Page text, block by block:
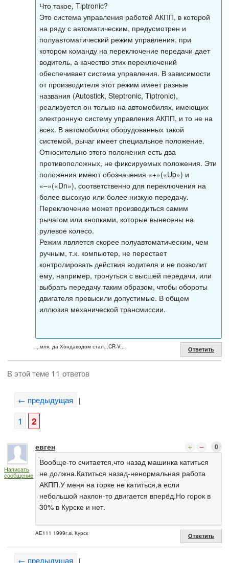
Что такое, Tiptronic?
Это система управления работой АКПП, в которой
на ряду с автоматическим, предусмотрен и
полуавтоматический режим управления, при
котором команду на переключение передачи дает
водитель, а качество этих переключений
обеспечивает система управления. В зависимости
от производителя этот режим имеет разные
названия (Autostick, Steptronic, Tiptronic),
реализуется он только на автомобилях, имеющих
электронную систему управления АКПП, и то не на
всех. В автомобилях оборудованных такой
системой, рычаг имеет специальное положение.
Относительно этого положения есть два
противоположных, не фиксируемых положения. Эти
положения имеют обозначения «+»(«Up») и
«–»(«Dn»), соответственно для переключения на
более высокую или более низкую передачу.
Переключение может производиться самим
рычагом или кнопками, которые вынесены на
рулевое колесо.
Режим является скорее полуавтоматическим, чем
ручным, т.к. компьютер, не перестает
контролировать действия водителя и не позволит
ему, например, тронуться с высшей передачи, или
выбрать передачу таким образом, чтобы обороты
двигателя превысили допустимые. В общем
иллюзия механической трансмиссии.
...мля, да Хондаводом стал...CR-V... Ответить
В этой теме 11 ответов
← предыдущая |
1 2
Написать
сообщение
евген 0
Вообще-то считается,что назад машинка катиться
не должна.Катиться назад-ненормальная работа
АКПП.У меня на горке не катиться,а если
небольшой наклон-то двигается вперёд.Но горок в
30% в Курске и нет.
АЕ111 1999г.в. Курск Ответить
← предыдущая |